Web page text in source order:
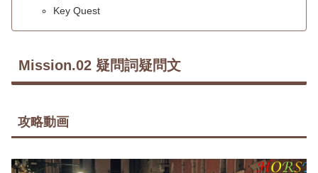
Key Quest
Mission.02 疑問詞疑問文
攻略動画